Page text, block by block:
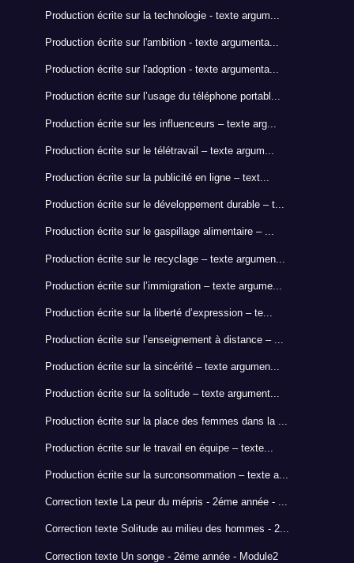
Production écrite sur la technologie - texte argum...
Production écrite sur l'ambition - texte argumenta...
Production écrite sur l'adoption - texte argumenta...
Production écrite sur l’usage du téléphone portabl...
Production écrite sur les influenceurs – texte arg...
Production écrite sur le télétravail – texte argum...
Production écrite sur la publicité en ligne – text...
Production écrite sur le développement durable – t...
Production écrite sur le gaspillage alimentaire – ...
Production écrite sur le recyclage – texte argumen...
Production écrite sur l’immigration – texte argume...
Production écrite sur la liberté d’expression – te...
Production écrite sur l’enseignement à distance – ...
Production écrite sur la sincérité – texte argumen...
Production écrite sur la solitude – texte argument...
Production écrite sur la place des femmes dans la ...
Production écrite sur le travail en équipe – texte...
Production écrite sur la surconsommation – texte a...
Correction texte La peur du mépris - 2éme année - ...
Correction texte Solitude au milieu des hommes - 2...
Correction texte Un songe - 2éme année - Module2